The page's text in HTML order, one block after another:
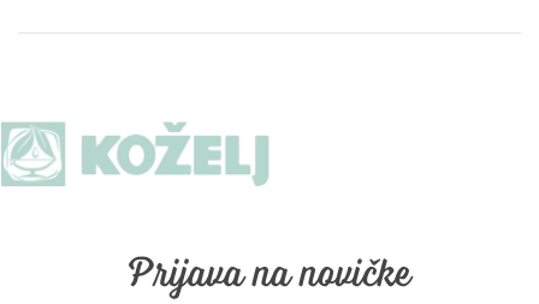
Prijava na novičke